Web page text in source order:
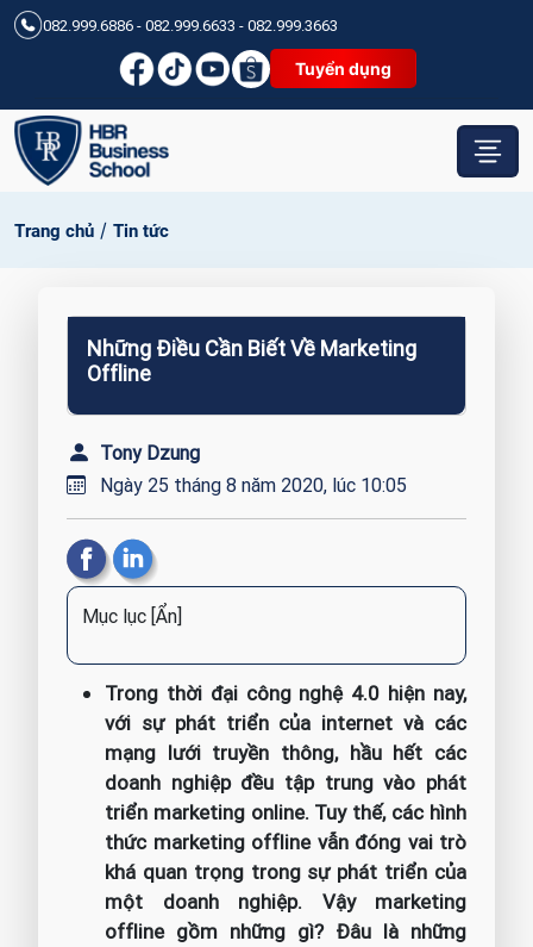
082.999.6886 - 082.999.6633 - 082.999.3663
Tuyển dụng
Trang chủ / Tin tức
Những Điều Cần Biết Về Marketing
Offline
Tony Dzung
Ngày 25 tháng 8 năm 2020, lúc 10:05
Mục lục [Ẩn]
Trong thời đại công nghệ 4.0 hiện nay,
với sự phát triển của internet và các
mạng lưới truyền thông, hầu hết các
doanh nghiệp đều tập trung vào phát
triển marketing online. Tuy thế, các hình
thức marketing offline vẫn đóng vai trò
khá quan trọng trong sự phát triển của
một doanh nghiệp. Vậy marketing
offline gồm những gì? Đâu là những